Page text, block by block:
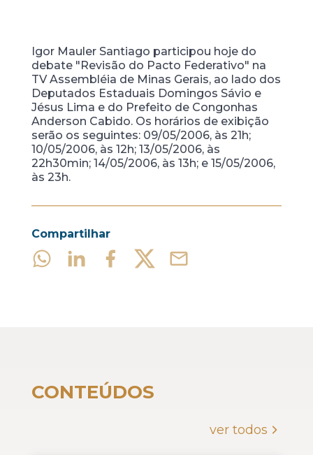
Igor Mauler Santiago participou hoje do
debate "Revisão do Pacto Federativo" na
TV Assembléia de Minas Gerais, ao lado dos
Deputados Estaduais Domingos Sávio e
Jésus Lima e do Prefeito de Congonhas
Anderson Cabido. Os horários de exibição
serão os seguintes: 09/05/2006, às 21h;
10/05/2006, às 12h; 13/05/2006, às
22h30min; 14/05/2006, às 13h; e 15/05/2006,
às 23h.
Compartilhar
CONTEÚDOS
ver todos